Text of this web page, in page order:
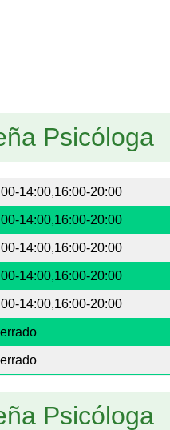
Psicóloga
14:00,16:00-20:00
14:00,16:00-20:00
14:00,16:00-20:00
14:00,16:00-20:00
14:00,16:00-20:00
Psicóloga